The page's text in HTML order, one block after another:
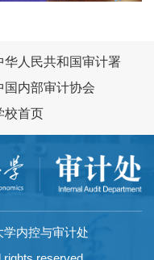
华人民共和国审计署
国内部审计协会
校首页
内控与审计处